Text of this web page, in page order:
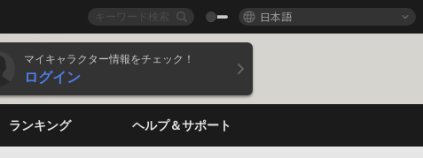
日本語
マイキャラクター情報をチェック！
ログイン
ランキング ヘルプ＆サポート